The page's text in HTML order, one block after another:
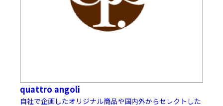
quattro angoli
自社で企画したオリジナル商品や国内外からセレクトした